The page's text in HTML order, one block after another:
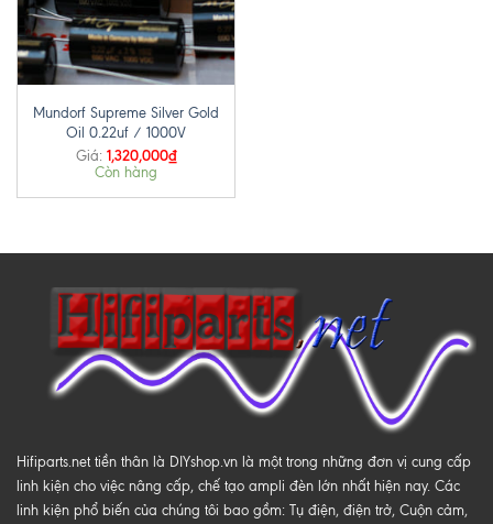
Mundorf Supreme Silver Gold
Oil 0.22uf / 1000V
Giá: 1,320,000₫
Còn hàng
Hifiparts.net tiền thân là DIYshop.vn là một trong những đơn vị cung cấp
linh kiện cho việc nâng cấp, chế tạo ampli đèn lớn nhất hiện nay. Các
linh kiện phổ biến của chúng tôi bao gồm: Tụ điện, điện trở, Cuộn cảm,